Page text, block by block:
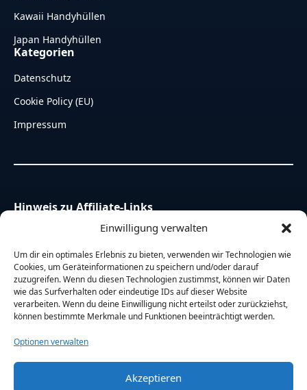
Einwilligung verwalten
Um dir ein optimales Erlebnis zu bieten, verwenden wir Technologien wie
Cookies, um Geräteinformationen zu speichern und/oder darauf
zuzugreifen. Wenn du diesen Technologien zustimmst, können wir Daten
wie das Surfverhalten oder eindeutige IDs auf dieser Website
verarbeiten. Wenn du deine Einwilligung nicht erteilst oder zurückziehst,
können bestimmte Merkmale und Funktionen beeinträchtigt werden.
Optionen verwalten
Akzeptieren
Kawaii Handyhüllen
Japan Handyhüllen
Kategorien
Datenschutz
Cookie Policy (EU)
Impressum
Hinweis zu Affiliate-Links
Einige Links auf dieser Website sind Affiliate-Links.
Das bedeutet, dass wir eine kleine Provision erhalten,
wenn du über diese Links einkaufst – für dich ändert
sich am Preis nichts. Du unterstützt damit unsere
Arbeit. Vielen Dank dafür!